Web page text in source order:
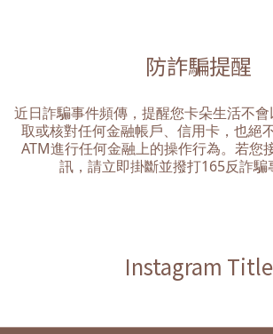
特有的柑橘及花香味，便在不斷的嘗試下，於
賽中以一磅20美金的價格一炮而紅，讓藝妓咖
無法以人工培育以外的方式生長，且本身受非
系統脆弱，葉面較薄，水與能量的攝取偏低，
豆款的一半，且需要種植在海拔1600公尺處於
量稀少、味道獨特，不僅在巴拿馬杯測競賽中
位，莊園會在每年的巴拿馬杯測賽後舉辦生豆
用心栽種管理的咖啡豆能得到合理的報酬，
藝妓豆，所以當你在購買藝妓咖啡豆時，也可
防詐騙提醒
近日詐騙事件頻傳，提醒您卡朵生活不
取或核對任何金融帳戶、信用卡，也絕
ATM進行任何金融上的操作行為。若您
訊，請立即掛斷並撥打165反詐騙
Instagram Title